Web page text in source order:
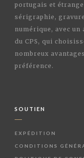
portugais et
sérigraphie,
numérique, avec
du CPS, qui
nombreux
préférence.
SOUTIEN
EXPÉDITION
CONDITIONS